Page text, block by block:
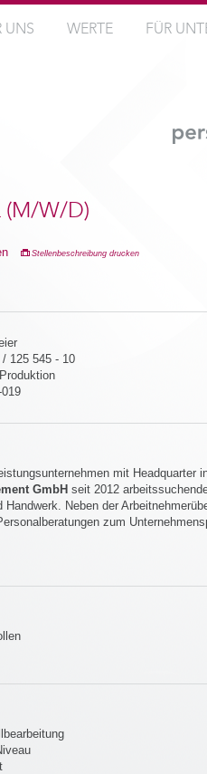
UNS WERTE FÜR
(M/W/D)
Stellenbeschreibung drucken
125 545 - 10
mit Headquarter
GmbH seit 2012
Neben der
zum